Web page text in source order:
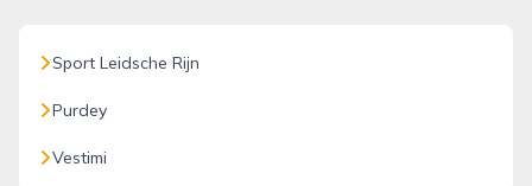
Sport Leidsche Rijn
Purdey
Vestimi